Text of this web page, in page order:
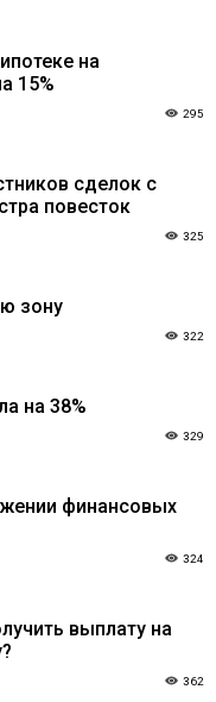
на
15%
295
сделок с
повесток
325
зону
322
на 38%
329
финансовых
324
выплату на
362